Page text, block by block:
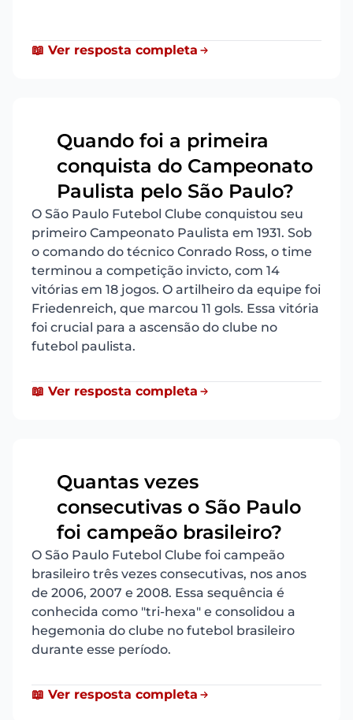
📖 Ver resposta completa
Quando foi a primeira
conquista do Campeonato
Paulista pelo São Paulo?
O São Paulo Futebol Clube conquistou seu
primeiro Campeonato Paulista em 1931. Sob
o comando do técnico Conrado Ross, o time
terminou a competição invicto, com 14
vitórias em 18 jogos. O artilheiro da equipe foi
Friedenreich, que marcou 11 gols. Essa vitória
foi crucial para a ascensão do clube no
futebol paulista.
📖 Ver resposta completa
Quantas vezes
consecutivas o São Paulo
foi campeão brasileiro?
O São Paulo Futebol Clube foi campeão
brasileiro três vezes consecutivas, nos anos
de 2006, 2007 e 2008. Essa sequência é
conhecida como "tri-hexa" e consolidou a
hegemonia do clube no futebol brasileiro
durante esse período.
📖 Ver resposta completa